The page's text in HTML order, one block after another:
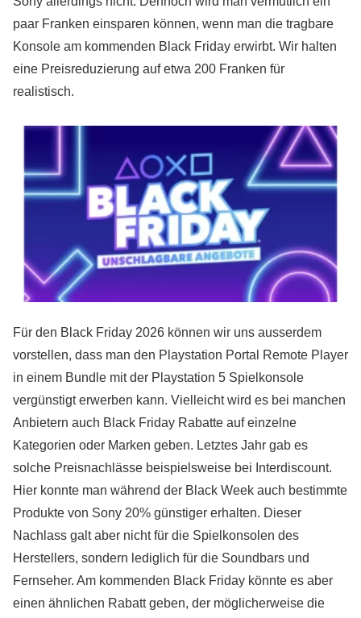
paar Franken einsparen können, wenn man die tragbare
Konsole am kommenden Black Friday erwirbt. Wir halten
eine Preisreduzierung auf etwa 200 Franken für
realistisch.
Für den Black Friday 2026 können wir uns ausserdem
vorstellen, dass man den Playstation Portal Remote Player
in einem Bundle mit der Playstation 5 Spielkonsole
vergünstigt erwerben kann. Vielleicht wird es bei manchen
Anbietern auch Black Friday Rabatte auf einzelne
Kategorien oder Marken geben. Letztes Jahr gab es
solche Preisnachlässe beispielsweise bei Interdiscount.
Hier konnte man während der Black Week auch bestimmte
Produkte von Sony 20% günstiger erhalten. Dieser
Nachlass galt aber nicht für die Spielkonsolen des
Herstellers, sondern lediglich für die Soundbars und
Fernseher. Am kommenden Black Friday könnte es aber
einen ähnlichen Rabatt geben, der möglicherweise die